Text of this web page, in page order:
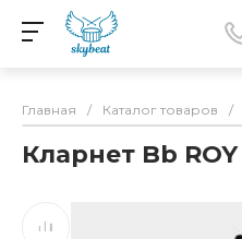
Главная / Каталог товаров /
Кларнет Bb ROY